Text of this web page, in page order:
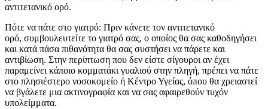
αντιτετανικό ορό.
Πότε να πάτε στο γιατρό: Πριν κάνετε τον αντιτετανικό
ορό, συμβουλευτείτε το γιατρό σας, ο οποίος θα σας καθοδηγήσει
και κατά πάσα πιθανότητα θα σας συστήσει να πάρετε και
αντιβίωση. Στην περίπτωση που δεν είστε σίγουροι αν έχει
παραμείνει κάποιο κομματάκι γυαλιού στην πληγή, πρέπει να πάτε
στο πλησιέστερο νοσοκομείο ή Κέντρο Υγείας, όπου θα χρειαστεί
να βγάλετε μια ακτινογραφία και να σας αφαιρεθούν τυχόν
υπολείμματα.